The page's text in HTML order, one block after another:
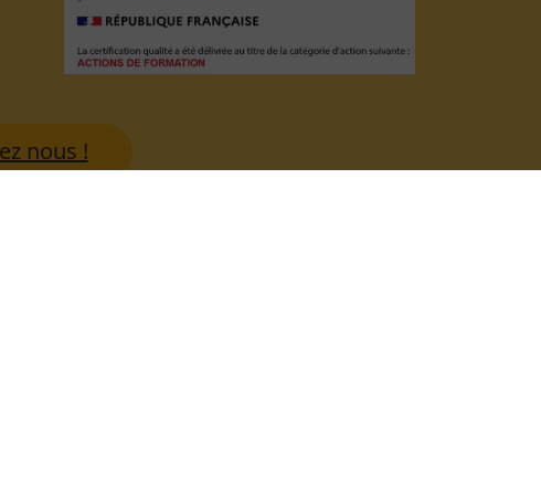
nous !